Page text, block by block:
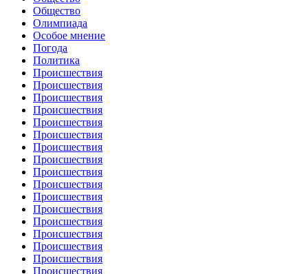
Общество
Олимпиада
Особое мнение
Погода
Политика
Происшествия
Происшествия
Происшествия
Происшествия
Происшествия
Происшествия
Происшествия
Происшествия
Происшествия
Происшествия
Происшествия
Происшествия
Происшествия
Происшествия
Происшествия
Происшествия
Происшествия